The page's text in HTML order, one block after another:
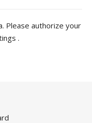
Please authorize your
.